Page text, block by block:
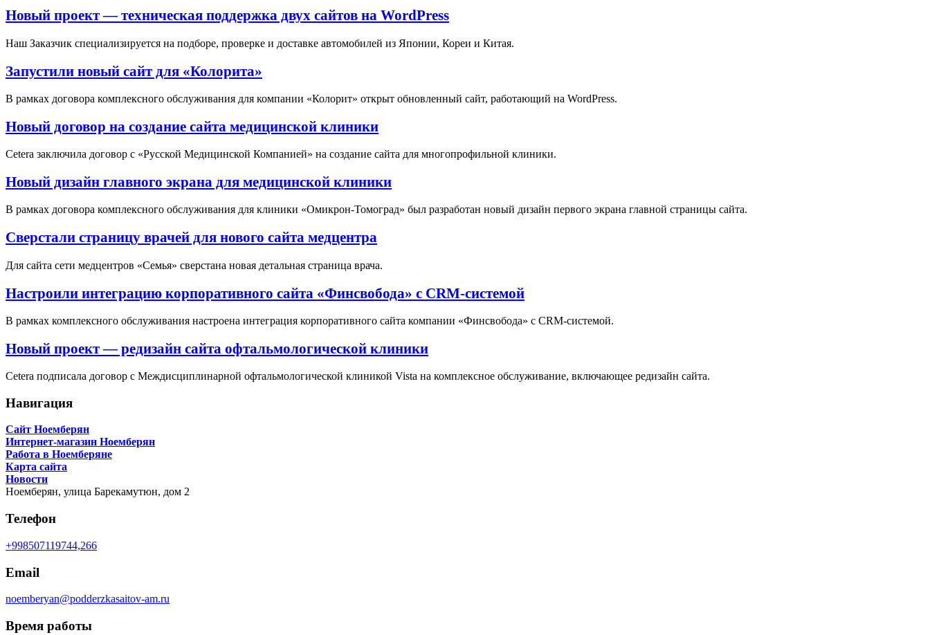
Новый проект — техническая поддержка двух сайтов на WordPress
Наш Заказчик специализируется на подборе, проверке и доставке автомобилей из Японии, Кореи и Китая.
Запустили новый сайт для «Колорита»
В рамках договора комплексного обслуживания для компании «Колорит» открыт обновленный сайт, работающий на WordPress.
Новый договор на создание сайта медицинской клиники
Cetera заключила договор с «Русской Медицинской Компанией» на создание сайта для многопрофильной клиники.
Новый дизайн главного экрана для медицинской клиники
В рамках договора комплексного обслуживания для клиники «Омикрон-Томоград» был разработан новый дизайн первого экрана главной страницы сайта.
Сверстали страницу врачей для нового сайта медцентра
Для сайта сети медцентров «Семья» сверстана новая детальная страница врача.
Настроили интеграцию корпоративного сайта «Финсвобода» с CRM-системой
В рамках комплексного обслуживания настроена интеграция корпоративного сайта компании «Финсвобода» с CRM-системой.
Новый проект — редизайн сайта офтальмологической клиники
Cetera подписала договор с Междисциплинарной офтальмологической клиникой Vista на комплексное обслуживание, включающее редизайн сайта.
Навигация
Сайт Ноемберян
Интернет-магазин Ноемберян
Работа в Ноемберяне
Карта сайта
Новости
Ноемберян, улица Барекамутюн, дом 2
Телефон
+998507119744,266
Email
noemberyan@podderzkasaitov-am.ru
Время работы